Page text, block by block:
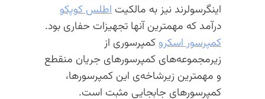
اینگرسولرند نیز به مالکیت اطلس کوپکو
درآمد که مهمترین آنها تجهیزات حفاری بود.
کمپرسور اسکروکمپرسوری از
زیرمجموعه‌های کمپرسورهای جریان منقطع
و مهمترین زیرشاخه‌ی این کمپرسورها،
کمپرسورهای جابجایی مثبت است.